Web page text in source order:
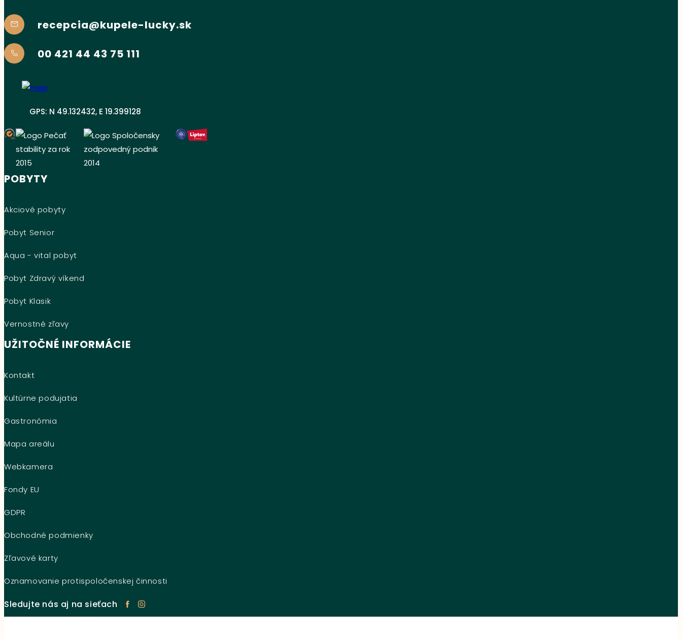
recepcia@kupele-lucky.sk
00 421 44 43 75 111
GPS: N 49.132432, E 19.399128
POBYTY
Akciové pobyty
Pobyt Senior
Aqua - vital pobyt
Pobyt Zdravý víkend
Pobyt Klasik
Vernostné zľavy
UŽITOČNÉ INFORMÁCIE
Kontakt
Kultúrne podujatia
Gastronómia
Mapa areálu
Webkamera
Fondy EU
GDPR
Obchodné podmienky
Zľavové karty
Oznamovanie protispoločenskej činnosti
Sledujte nás aj na sieťach